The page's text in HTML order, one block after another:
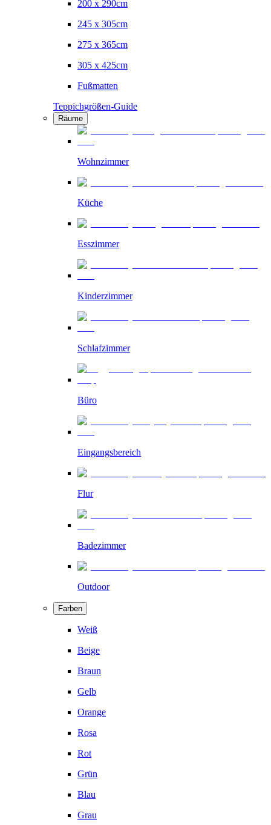
200 x 290cm
245 x 305cm
275 x 365cm
305 x 425cm
Fußmatten
Teppichgrößen-Guide
Räume
Wohnzimmer
Küche
Esszimmer
Kinderzimmer
Schlafzimmer
Büro
Eingangsbereich
Flur
Badezimmer
Outdoor
Farben
Weiß
Beige
Braun
Gelb
Orange
Rosa
Rot
Grün
Blau
Grau